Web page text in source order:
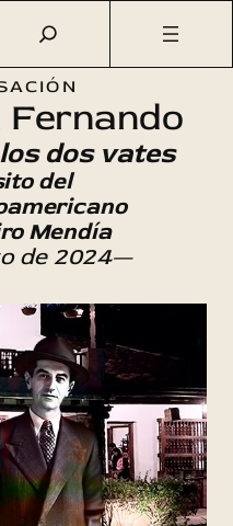
Literatura
Ciro visita a
de los dos vates
dos vates
del
Mendía
de 2024—